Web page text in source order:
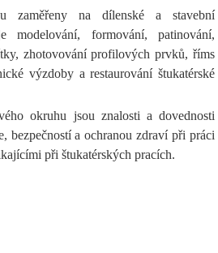
zaměřeny na dílenské a stavební
modelování, formování, patinování,
zhotovování profilových prvků, říms
výzdoby a restaurování štukatérské
okruhu jsou znalosti a dovednosti
bezpečností a ochranou zdraví při práci
při štukatérských pracích.